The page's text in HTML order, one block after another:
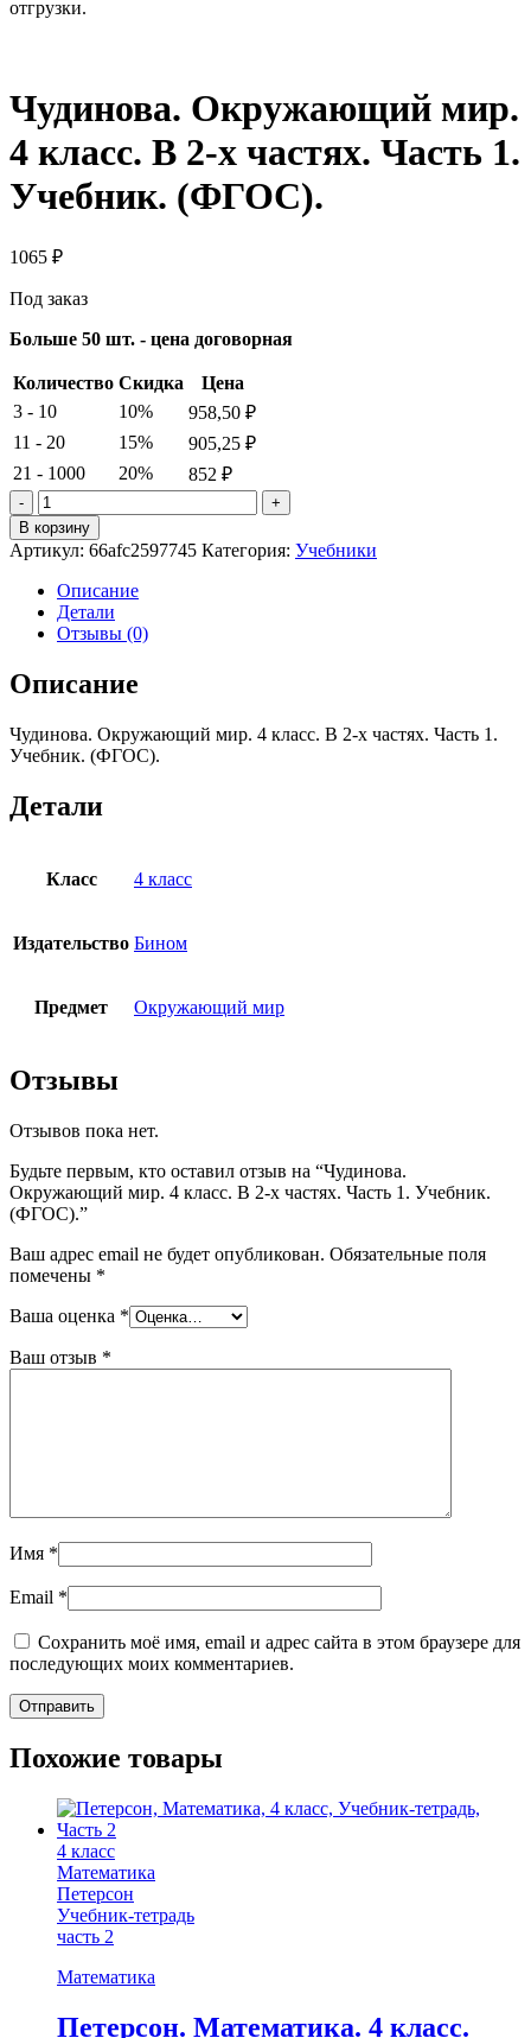
отгрузки.
Чудинова. Окружающий мир.
4 класс. В 2-х частях. Часть 1.
Учебник. (ФГОС).
1065 ₽
Под заказ
Больше 50 шт. - цена договорная
Количество Скидка
Цена
3 - 10
10% 958,50 ₽
11 - 20
15% 905,25 ₽
21 - 1000
20% 852 ₽
Количество
товара
Чудинова.
Окружающий
мир.
4
класс.
х
Часть
1.
(ФГОС).
В корзину
Артикул: 66afc2597745 Категория: Учебники
Описание
Детали
Отзывы (0)
Описание
Чудинова. Окружающий мир. 4 класс. В 2-х частях. Часть 1.
Учебник. (ФГОС).
Детали
Класс 4 класс
Издательство Бином
Предмет Окружающий мир
Отзывы
Отзывов пока нет.
Будьте первым, кто оставил отзыв на “Чудинова.
Окружающий мир. 4 класс. В 2-х частях. Часть 1. Учебник.
(ФГОС).”
Ваш адрес email не будет опубликован. Обязательные поля
помечены *
Ваша оценка *
Ваш отзыв *
Имя *
Email *
Сохранить моё имя, email и адрес сайта в этом браузере для
последующих моих комментариев.
Похожие товары
4 класс
Математика
Петерсон
Учебник-тетрадь
часть 2
Математика
Петерсон. Математика. 4 класс.